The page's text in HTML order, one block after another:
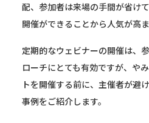
配、参加者は来場の手間が省け
開催ができることから人気が高ま
定期的なウェビナーの開催は、
ローチにとても有効ですが、や
トを開催する前に、主催者が避
事例をご紹介します。